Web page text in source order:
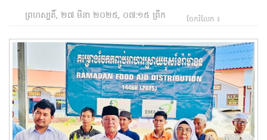
ព្រហស្បតិ៍, ២៧ មីនា ២០២៥, ០៧:១៥ ព្រឹក ចែករំលែក ៖